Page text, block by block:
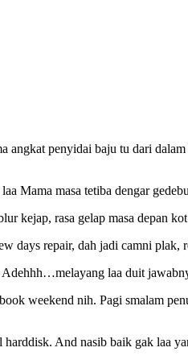
angkat penyidai baju tu dari
Mama masa tetiba dengar
kejap, rasa gelap masa depan
days repair, dah jadi camni plak,
Adehhh…melayang laa duit
weekend nih. Pagi smalam
And nasib baik gak laa